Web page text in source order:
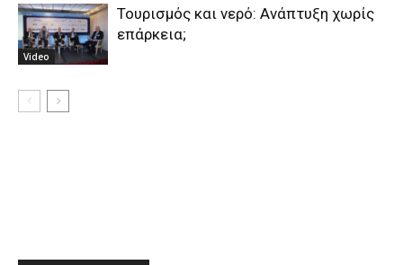
Video
Τουρισμός και νερό: Ανάπτυξη χωρίς
επάρκεια;